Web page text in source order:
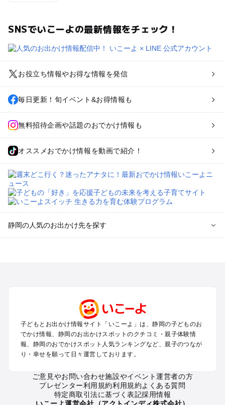
SNSでいこーよの最新情報をチェック！
お役立ち情報やお得な情報を発信
毎日更新！旬イベント&お得情報も
無料招待企画や話題のおでかけ情報も
オススメおでかけ情報を動画で紹介！
静岡の人気のお出かけ先を探す
小田原・熱海・湯河原・真鶴のプールお出かけ
中伊豆・西伊豆・南伊豆のプールお出かけ
静岡・清水のプールお出かけ
三島・沼津のプールお出かけ
掛川・磐田・袋井のプールお出かけ
大井川・寸又峡・川根のプールお出かけ
子どもとお出かけ情報サイト「いこーよ」は、静岡の子どものお
でかけ情報、静岡のお出かけスポットのクチコミ・親子体験情
報、静岡のおでかけスポット人気ランキングなど、親子のつなが
り・幸せを願って日々運営しております。
ご意見やお問い合わせ施設やイベント運営者の方
プレゼンター利用規約利用規約よくある質問
特定商取引法に基づく表記採用情報